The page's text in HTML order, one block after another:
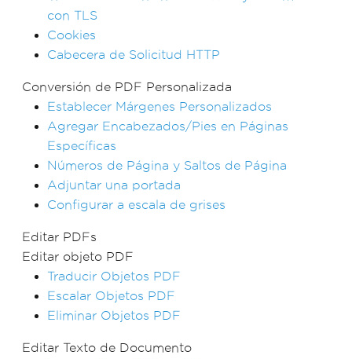
con TLS
Cookies
Cabecera de Solicitud HTTP
Conversión de PDF Personalizada
Establecer Márgenes Personalizados
Agregar Encabezados/Pies en Páginas
Específicas
Números de Página y Saltos de Página
Adjuntar una portada
Configurar a escala de grises
Editar PDFs
Editar objeto PDF
Traducir Objetos PDF
Escalar Objetos PDF
Eliminar Objetos PDF
Editar Texto de Documento